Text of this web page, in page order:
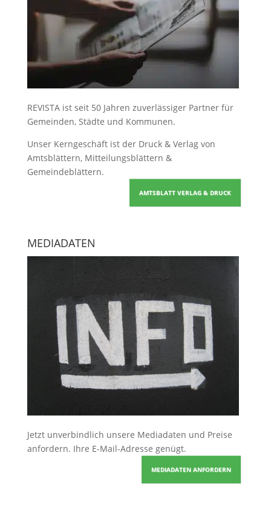
REVISTA ist seit 50 Jahren zuverlässiger Partner für
Gemeinden, Städte und Kommunen.
Unser Kerngeschäft ist der Druck & Verlag von
Amtsblättern, Mitteilungsblättern &
Gemeindeblättern.
AMTSBLATT VERLAG & DRUCK
MEDIADATEN
Jetzt unverbindlich unsere Mediadaten und Preise
anfordern. Ihre E-Mail-Adresse genügt.
MEDIADATEN ANFORDERN